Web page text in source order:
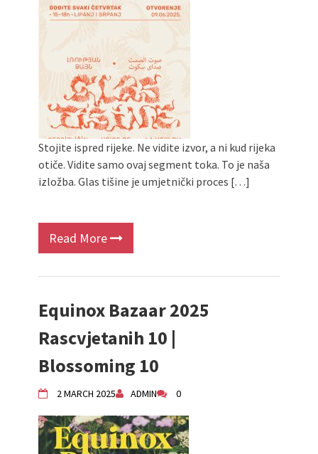
Stojite ispred rijeke. Ne vidite izvor, a ni kud rijeka
otiče. Vidite samo ovaj segment toka. To je naša
izložba. Glas tišine je umjetnički proces […]
Read More
Equinox Bazaar 2025
Rascvjetanih 10 |
Blossoming 10
2 MARCH 2025 ADMIN 0